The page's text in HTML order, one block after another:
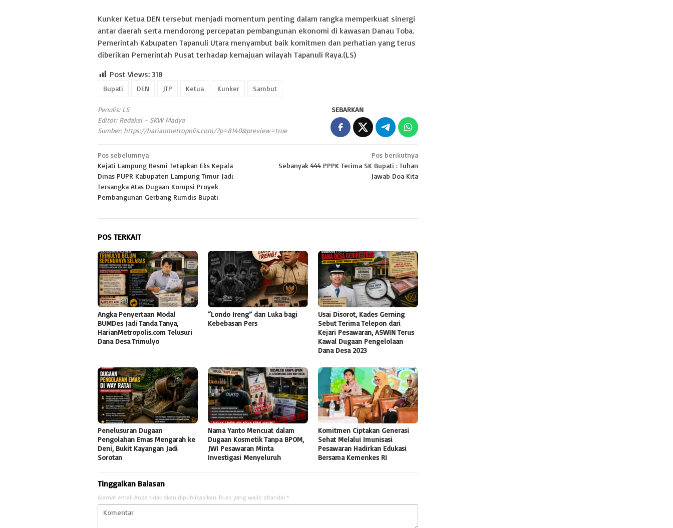
Kunker Ketua DEN tersebut menjadi momentum penting dalam rangka memperkuat sinergi
antar daerah serta mendorong percepatan pembangunan ekonomi di kawasan Danau Toba.
Pemerintah Kabupaten Tapanuli Utara menyambut baik komitmen dan perhatian yang terus
diberikan Pemerintah Pusat terhadap kemajuan wilayah Tapanuli Raya.(LS)
Post Views: 318
Bupati DEN JTP Ketua Kunker Sambut
Penulis: LS
Editor: Redaksi - SKW Madya
Sumber: https://harianmetropolis.com/?p=8140&preview=true
SEBARKAN
Navigasi
pos
Pos sebelumnya
Kejati Lampung Resmi Tetapkan Eks Kepala
Dinas PUPR Kabupaten Lampung Timur Jadi
Tersangka Atas Dugaan Korupsi Proyek
Pembangunan Gerbang Rumdis Bupati
Pos berikutnya
Sebanyak 444 PPPK Terima SK Bupati : Tuhan
Jawab Doa Kita
POS TERKAIT
Angka Penyertaan Modal
BUMDes Jadi Tanda Tanya,
HarianMetropolis.com Telusuri
Dana Desa Trimulyo
“Londo Ireng” dan Luka bagi
Kebebasan Pers
Usai Disorot, Kades Gerning
Sebut Terima Telepon dari
Kejari Pesawaran, ASWIN Terus
Kawal Dugaan Pengelolaan
Dana Desa 2023
Penelusuran Dugaan
Pengolahan Emas Mengarah ke
Deni, Bukit Kayangan Jadi
Sorotan
Nama Yanto Mencuat dalam
Dugaan Kosmetik Tanpa BPOM,
JWI Pesawaran Minta
Investigasi Menyeluruh
Komitmen Ciptakan Generasi
Sehat Melalui Imunisasi
Pesawaran Hadirkan Edukasi
Bersama Kemenkes RI
Tinggalkan Balasan
Alamat email Anda tidak akan dipublikasikan. Ruas yang wajib ditandai *